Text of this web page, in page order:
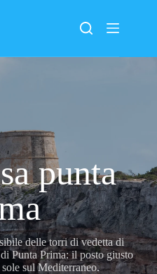
punta
delle torri di vedetta di
Punta Prima: il posto giusto
sul Mediterraneo.